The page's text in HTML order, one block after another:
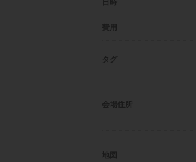
日時
費用
タグ
会場住所
地図